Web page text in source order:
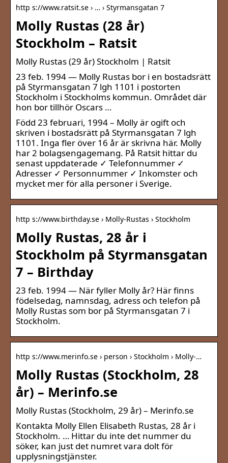
http s://www.ratsit.se › … › Styrmansgatan 7
Molly Rustas (28 år)
Stockholm – Ratsit
Molly Rustas (29 år) Stockholm | Ratsit
23 feb. 1994 — Molly Rustas bor i en bostadsrätt
på Styrmansgatan 7 lgh 1101 i postorten
Stockholm i Stockholms kommun. Området där
hon bor tillhör Oscars …
Född 23 februari, 1994 – Molly är ogift och
skriven i bostadsrätt på Styrmansgatan 7 lgh
1101. Inga fler över 16 år är skrivna här. Molly
har 2 bolagsengagemang. På Ratsit hittar du
senast uppdaterade ✓ Telefonnummer ✓
Adresser ✓ Personnummer ✓ Inkomster och
mycket mer för alla personer i Sverige.
http s://www.birthday.se › Molly-Rustas › Stockholm
Molly Rustas, 28 år i
Stockholm på Styrmansgatan
7 – Birthday
23 feb. 1994 — När fyller Molly år? Här finns
födelsedag, namnsdag, adress och telefon på
Molly Rustas som bor på Styrmansgatan 7 i
Stockholm.
http s://www.merinfo.se › person › Stockholm › Molly-…
Molly Rustas (Stockholm, 28
år) – Merinfo.se
Molly Rustas (Stockholm, 29 år) – Merinfo.se
Kontakta Molly Ellen Elisabeth Rustas, 28 år i
Stockholm. … Hittar du inte det nummer du
söker, kan just det numret vara dolt för
upplysningstjänster.